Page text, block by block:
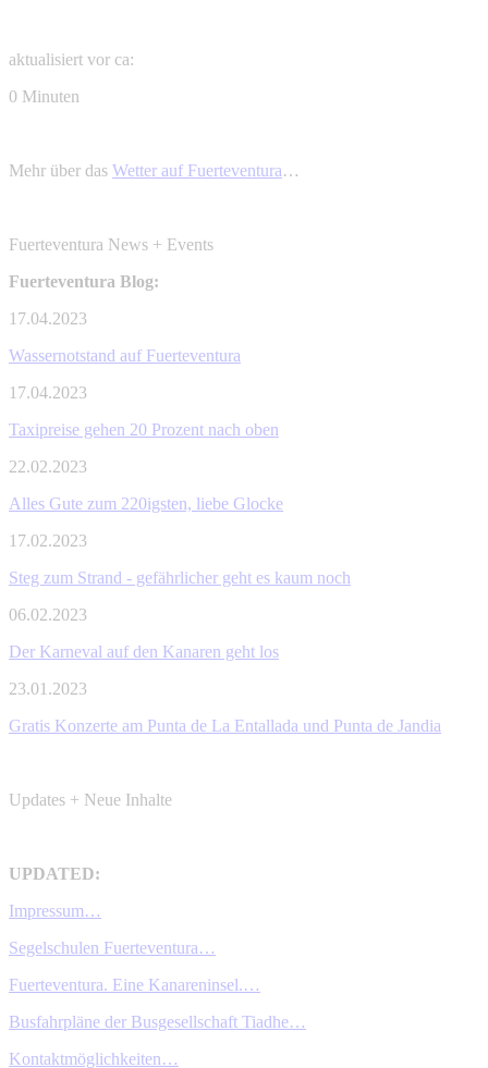
aktualisiert vor ca:
0 Minuten
Mehr über das Wetter auf Fuerteventura…
Fuerteventura News + Events
Fuerteventura Blog:
17.04.2023
Wassernotstand auf Fuerteventura
17.04.2023
Taxipreise gehen 20 Prozent nach oben
22.02.2023
Alles Gute zum 220igsten, liebe Glocke
17.02.2023
Steg zum Strand - gefährlicher geht es kaum noch
06.02.2023
Der Karneval auf den Kanaren geht los
23.01.2023
Gratis Konzerte am Punta de La Entallada und Punta de Jandia
Updates + Neue Inhalte
UPDATED:
Impressum…
Segelschulen Fuerteventura…
Fuerteventura. Eine Kanareninsel.…
Busfahrpläne der Busgesellschaft Tiadhe…
Kontaktmöglichkeiten…